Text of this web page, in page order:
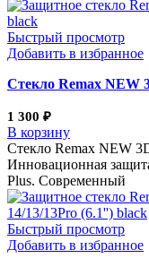
Быстрый просмотр
Добавить в избранное
Стекло Remax NEW
1 300 ₽
В корзину
Стекло Remax NEW
Инновационная
Plus. Современный
Быстрый просмотр
Добавить в избранное